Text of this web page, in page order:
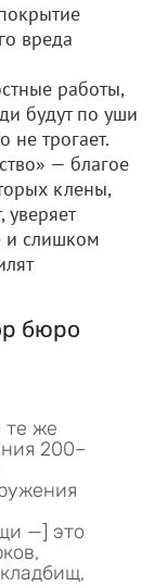
вреда
работы,
будут по уши
не трогает.
— благое
клены,
уверяет
и слишком
бюро
те же
200–
—] это